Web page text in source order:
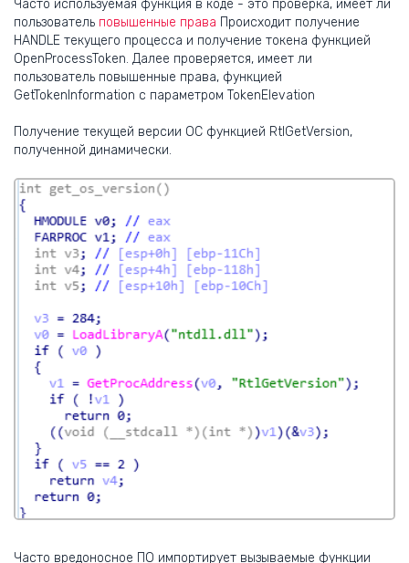
Часто используемая функция в коде - это проверка, имеет ли
пользователь повышенные права Происходит получение
HANDLE текущего процесса и получение токена функцией
OpenProcessToken. Далее проверяется, имеет ли
пользователь повышенные права, функцией
GetTokenInformation с параметром TokenElevation
Получение текущей версии ОС функцией RtlGetVersion,
полученной динамически.
Часто вредоносное ПО импортирует вызываемые функции